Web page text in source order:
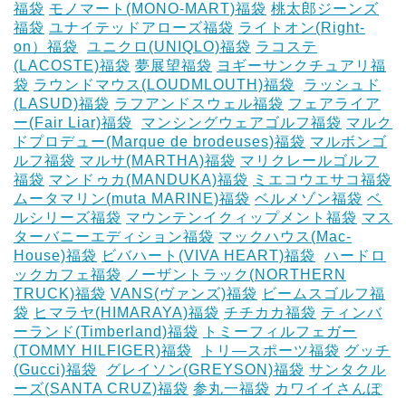
福袋 モノマート(MONO-MART)福袋 桃太郎ジーンズ
福袋 ユナイテッドアローズ福袋 ライトオン(Right-
on）福袋
ユニクロ(UNIQLO)福袋 ラコステ
(LACOSTE)福袋 夢展望福袋 ヨギーサンクチュアリ福
袋 ラウンドマウス(LOUDMLOUTH)福袋
ラッシュド
(LASUD)福袋 ラフアンドスウェル福袋 フェアライア
ー(Fair Liar)福袋
マンシングウェアゴルフ福袋 マルク
ドプロデュー(Marque de brodeuses)福袋 マルボンゴ
ルフ福袋 マルサ(MARTHA)福袋 マリクレールゴルフ
福袋 マンドゥカ(MANDUKA)福袋
ミエコウエサコ福袋
ムータマリン(muta MARINE)福袋 ベルメゾン福袋 ベ
ルシリーズ福袋 マウンテンイクィップメント福袋 マス
ターバニーエディション福袋 マックハウス(Mac-
House)福袋 ビバハート(VIVA HEART)福袋
ハードロ
ックカフェ福袋
ノーザントラック(NORTHERN
TRUCK)福袋 VANS(ヴァンズ)福袋 ビームスゴルフ福
袋 ヒマラヤ(HIMARAYA)福袋 チチカカ福袋 ティンバ
ーランド(Timberland)福袋
トミーフィルフェガー
(TOMMY HILFIGER)福袋
トリ―スポーツ福袋 グッチ
(Gucci)福袋
グレイソン(GREYSON)福袋 サンタクル
ーズ(SANTA CRUZ)福袋 参丸一福袋 カワイイさんぽ